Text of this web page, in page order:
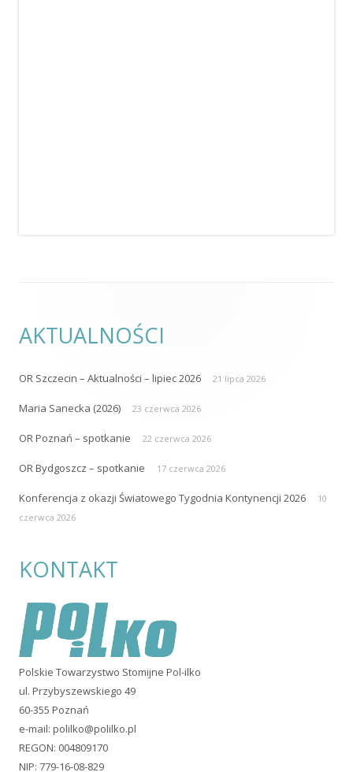
AKTUALNOŚCI
OR Szczecin – Aktualności – lipiec 2026 21 lipca 2026
Maria Sanecka (2026) 23 czerwca 2026
OR Poznań – spotkanie 22 czerwca 2026
OR Bydgoszcz – spotkanie 17 czerwca 2026
Konferencja z okazji Światowego Tygodnia Kontynencji 2026
10
czerwca 2026
KONTAKT
Polskie Towarzystwo Stomijne Pol-ilko
ul. Przybyszewskiego 49
60-355 Poznań
e-mail: polilko@polilko.pl
REGON: 004809170
NIP: 779-16-08-829